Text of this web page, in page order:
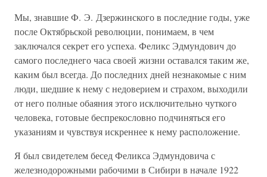
Мы, знавшие Ф. Э. Дзержинского в последние годы, уже
после Октябрьской революции, понимаем, в чем
заключался секрет его успеха. Феликс Эдмундович до
самого последнего часа своей жизни оставался таким же,
каким был всегда. До последних дней незнакомые с ним
люди, шедшие к нему с недоверием и страхом, выходили
от него полные обаяния этого исключительно чуткого
человека, готовые беспрекословно подчиняться его
указаниям и чувствуя искреннее к нему расположение.
Я был свидетелем бесед Феликса Эдмундовича с
железнодорожными рабочими в Сибири в начале 1922